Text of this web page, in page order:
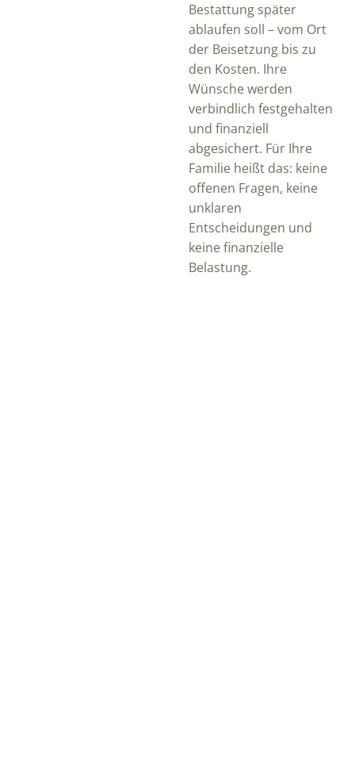
Bestattung später
ablaufen soll – vom Ort
der Beisetzung bis zu
den Kosten. Ihre
Wünsche werden
verbindlich festgehalten
und finanziell
abgesichert. Für Ihre
Familie heißt das: keine
offenen Fragen, keine
unklaren
Entscheidungen und
keine finanzielle
Belastung.